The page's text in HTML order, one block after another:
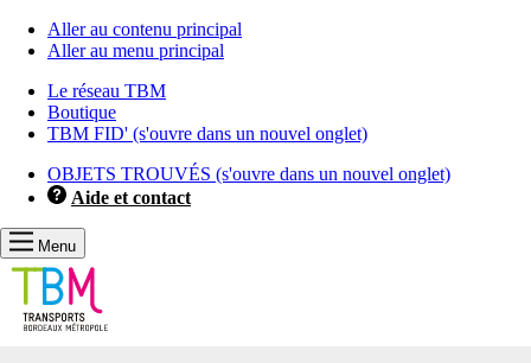
Aller au contenu principal
Aller au menu principal
Le réseau TBM
Boutique
TBM FID' (s'ouvre dans un nouvel onglet)
OBJETS TROUVÉS (s'ouvre dans un nouvel onglet)
Aide et contact
Menu